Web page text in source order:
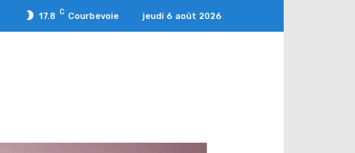
17.8 C Courbevoie jeudi 6 août 2026